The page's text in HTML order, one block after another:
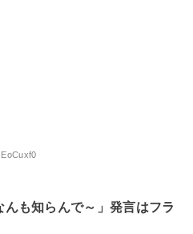
も知らんで～」発言はフラ